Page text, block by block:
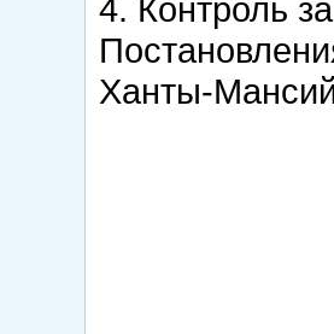
4. Контроль
Ханты-